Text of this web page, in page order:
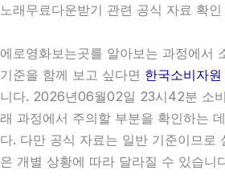
노래무료다운받기 관련 공식 자료 확인
에로영화보는곳를 알아보는 과정에서
기준을 함께 보고 싶다면 한국소비자원
니다. 2026년06월02일 23시42분 소
래 과정에서 주의할 부분을 확인하는
다. 다만 공식 자료는 일반 기준이므로
은 개별 상황에 따라 달라질 수 있습니